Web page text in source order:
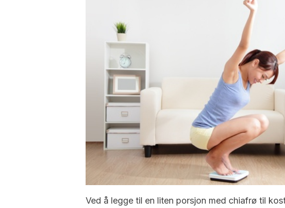
Ved å legge til en liten porsjon med chiafrø til